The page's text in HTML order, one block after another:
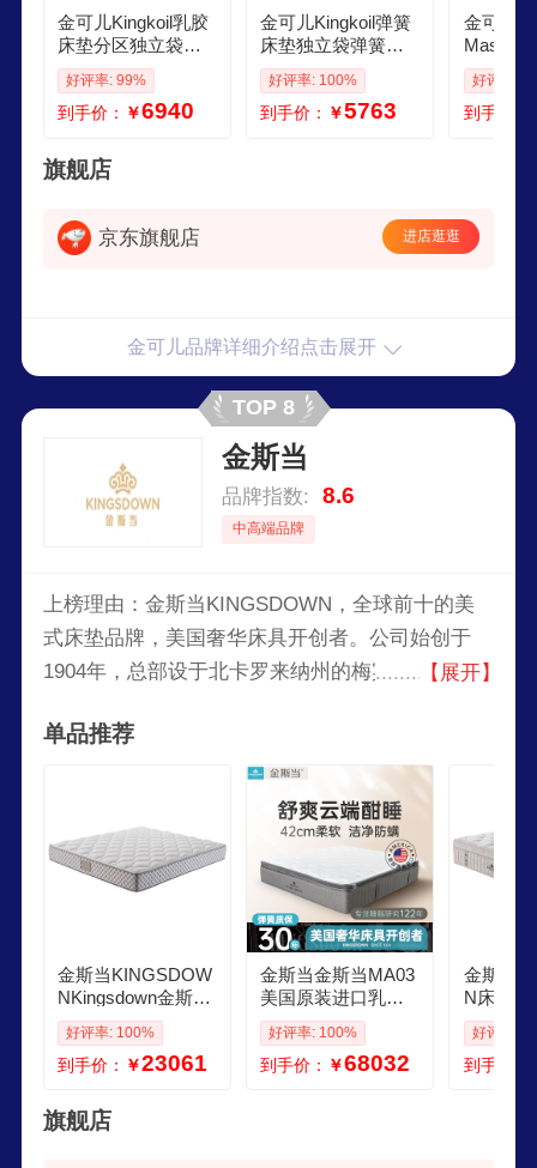
金可儿Kingkoil乳胶
床垫分区独立袋弹
簧偏硬护脊18x2米
五星酒店护脊20升
级款 护脊之芯22cm
80200cm
好评率: 99%
到手价： ￥6940
金可儿Kingkoil弹簧
床垫独立袋弹簧偏
硬护脊18米2米五星
酒店睡感 切尔西 切
尔西 18020022cm
好评率: 100%
到手价： ￥5763
金可儿
Master
胶床垫
簧床垫
中
好评率:
到手价：
旗舰店
京东旗舰店 进店逛逛
金可儿品牌详细介绍点击展开
TOP 8
金斯当
品牌指数: 8.6
中高端品牌
上榜理由：金斯当KINGSDOWN，全球前十的美
式床垫品牌，美国奢华床具开创者。公司始创于
1904年，总部设于北卡罗来纳州的梅宾市。金斯当
美、英国、澳大利亚、马来西亚及土耳其等国家拥
有18家品牌生产基地，为超过35个国家和地区的顾
【展开】
单品推荐
金斯当KINGSDOW
NKingsdown金斯当
澳洲进口床垫MI02
软硬适中床垫 1800
2000
好评率: 100%
到手价： ￥23061
金斯当金斯当MA03
美国原装进口乳胶
弹簧床垫防螨18M
双人床独立弹簧床
垫 18002000
好评率: 100%
到手价： ￥68032
金斯当
N床垫乳
记忆棉
软
好评率:
到手价：
旗舰店